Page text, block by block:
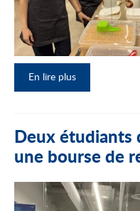
En lire plus
Deux étudiants
une bourse de